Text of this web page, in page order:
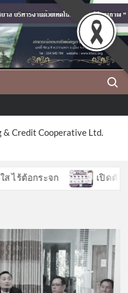
& Credit Cooperative Ltd.
ต้อกระจก เปิดตัวฟีเจอ